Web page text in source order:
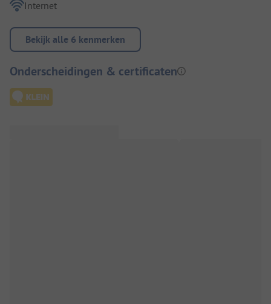
Internet
Bekijk alle 6 kenmerken
Onderscheidingen & certificaten